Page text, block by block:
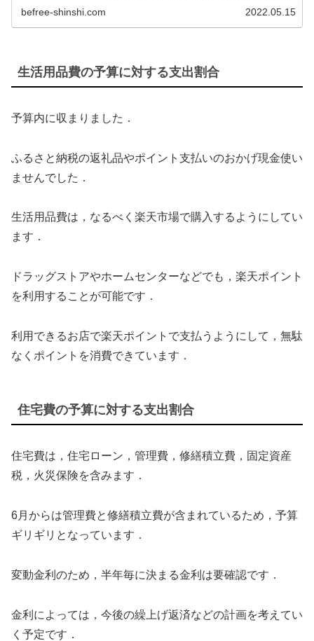
befree-shinshi.com 2022.05.15
生活用品費の予算に対する支出割合
予算内に収まりました．
ふるさと納税の返礼品やポイント支払いのおかげ現金使い
ませんでした．
生活用品費は，なるべく楽天市場で購入するようにしてい
ます．
ドラッグストアやホームセンターなどでも，楽天ポイント
を利用することが可能です．
利用できるお店で楽天ポイントで支払うようにして，無駄
なくポイントを消費できています．
住宅費の予算に対する支出割合
住宅費は，住宅ローン，管理費，修繕積立費，固定資産
税，火災保険を含みます．
6月からは管理費と修繕積立費が含まれているため，予算
ギリギリとなっています．
変動金利のため，半年毎に決まる金利は要確認です．
金利によっては，今後の繰上げ返済などの計画を考えてい
く予定です．